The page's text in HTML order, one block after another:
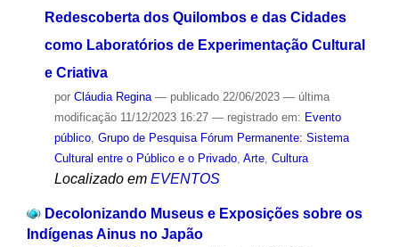
Redescoberta dos Quilombos e das Cidades
como Laboratórios de Experimentação Cultural
e Criativa
por Cláudia Regina — publicado22/06/2023 — última
modificação11/12/2023 16:27 — registrado em: Evento
público, Grupo de Pesquisa Fórum Permanente: Sistema
Cultural entre o Público e o Privado, Arte, Cultura
Localizado em EVENTOS
Decolonizando Museus e Exposições sobre os
Indígenas Ainus no Japão